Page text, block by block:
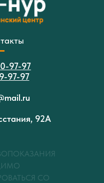
97-97
97-97
92А
СО